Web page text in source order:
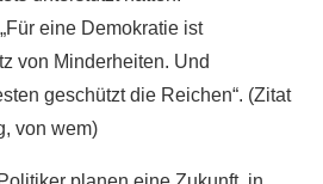
eine Demokratie ist
von Minderheiten. Und
geschützt die Reichen“. (Zitat
von wem)